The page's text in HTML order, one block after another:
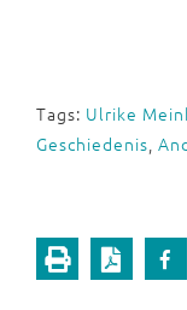
Tags: Ulrike
Geschiedenis,